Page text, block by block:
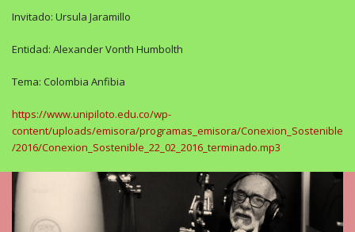
Invitado: Ursula Jaramillo
Entidad: Alexander Vonth Humbolth
Tema: Colombia Anfibia
https://www.unipiloto.edu.co/wp-
content/uploads/emisora/programas_emisora/Conexion_Sostenible
/2016/Conexion_Sostenible_22_02_2016_terminado.mp3